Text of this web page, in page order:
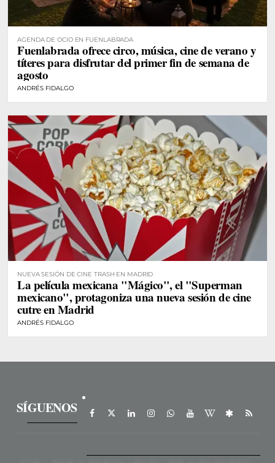
AGENDA DE OCIO EN FUENLABRADA
Fuenlabrada ofrece circo, música, cine de verano y
títeres para disfrutar del primer fin de semana de
agosto
ANDRÉS FIDALGO
NUEVA SESIÓN DE CINE TRASH EN MADRID
La película mexicana "Mágico", el "Superman
mexicano", protagoniza una nueva sesión de cine
cutre en Madrid
ANDRÉS FIDALGO
SÍGUENOS